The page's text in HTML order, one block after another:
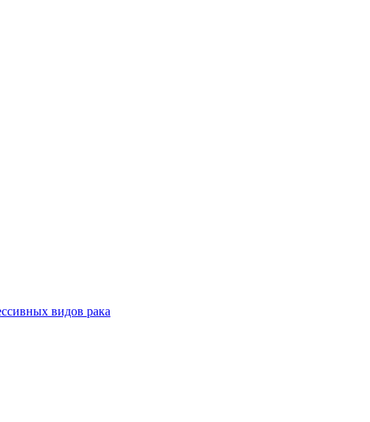
видов рака